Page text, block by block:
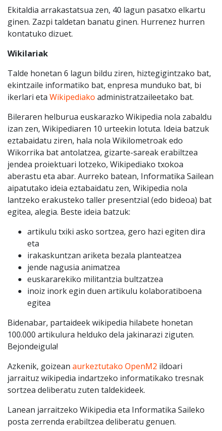
Ekitaldia arrakastatsua zen, 40 lagun pasatxo elkartu
ginen. Zazpi taldetan banatu ginen. Hurrenez hurren
kontatuko dizuet.
Wikilariak
Talde honetan 6 lagun bildu ziren, hiztegigintzako bat,
ekintzaile informatiko bat, enpresa munduko bat, bi
ikerlari eta Wikipediako administratzaileetako bat.
Bileraren helburua euskarazko Wikipedia nola zabaldu
izan zen, Wikipediaren 10 urteekin lotuta. Ideia batzuk
eztabaidatu ziren, hala nola Wikilometroak edo
Wikorrika bat antolatzea, gizarte-sareak erabiltzea
jendea proiektuari lotzeko, Wikipediako txokoa
aberastu eta abar. Aurreko batean, Informatika Sailean
aipatutako ideia eztabaidatu zen, Wikipedia nola
lantzeko erakusteko taller presentzial (edo bideoa) bat
egitea, alegia. Beste ideia batzuk:
artikulu txiki asko sortzea, gero hazi egiten dira
eta
irakaskuntzan ariketa bezala planteatzea
jende nagusia animatzea
euskararekiko militantzia bultzatzea
inoiz inork egin duen artikulu kolaboratiboena
egitea
Bidenabar, partaideek wikipedia hilabete honetan
100.000 artikulura helduko dela jakinarazi ziguten.
Bejondeigula!
Azkenik, goizean aurkeztutako OpenM2 ildoari
jarraituz wikipedia indartzeko informatikako tresnak
sortzea deliberatu zuten taldekideek.
Lanean jarraitzeko Wikipedia eta Informatika Saileko
posta zerrenda erabiltzea deliberatu genuen.